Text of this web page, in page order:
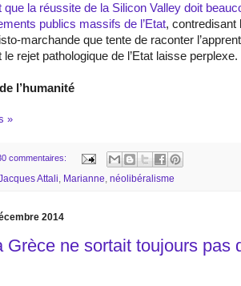
que la réussite de la Silicon Valley doit
publics massifs de l’Etat, contredisant
marchande que tente de raconter
le rejet pathologique de l’Etat laisse perplexe.
l’humanité
»
commentaires:
Attali Marianne néolibéralisme
2014
Grèce ne sortait toujours pas